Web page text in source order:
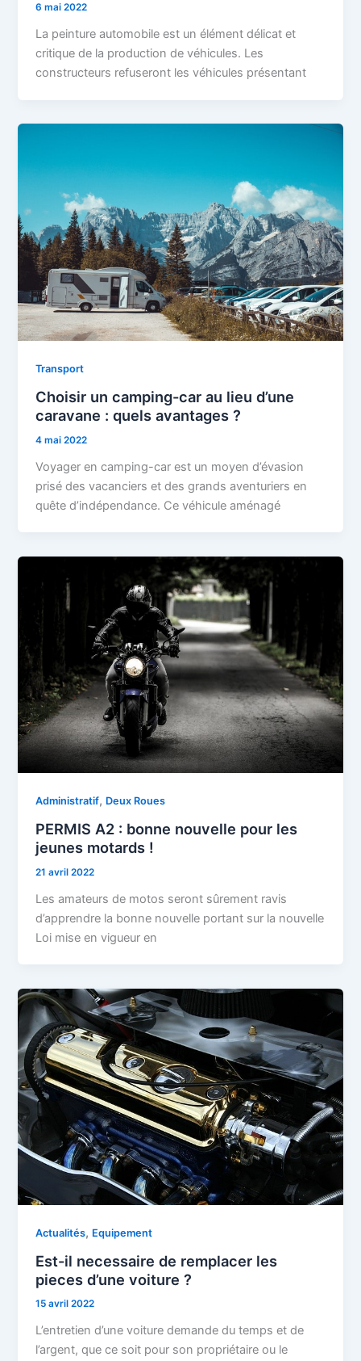
6 mai 2022
La peinture automobile est un élément délicat et
critique de la production de véhicules. Les
constructeurs refuseront les véhicules présentant
Transport
Choisir un camping-car au lieu d’une
caravane : quels avantages ?
4 mai 2022
Voyager en camping-car est un moyen d’évasion
prisé des vacanciers et des grands aventuriers en
quête d’indépendance. Ce véhicule aménagé
Administratif, Deux Roues
PERMIS A2 : bonne nouvelle pour les
jeunes motards !
21 avril 2022
Les amateurs de motos seront sûrement ravis
d’apprendre la bonne nouvelle portant sur la nouvelle
Loi mise en vigueur en
Actualités, Equipement
Est-il necessaire de remplacer les
pieces d’une voiture ?
15 avril 2022
L’entretien d’une voiture demande du temps et de
l’argent, que ce soit pour son propriétaire ou le